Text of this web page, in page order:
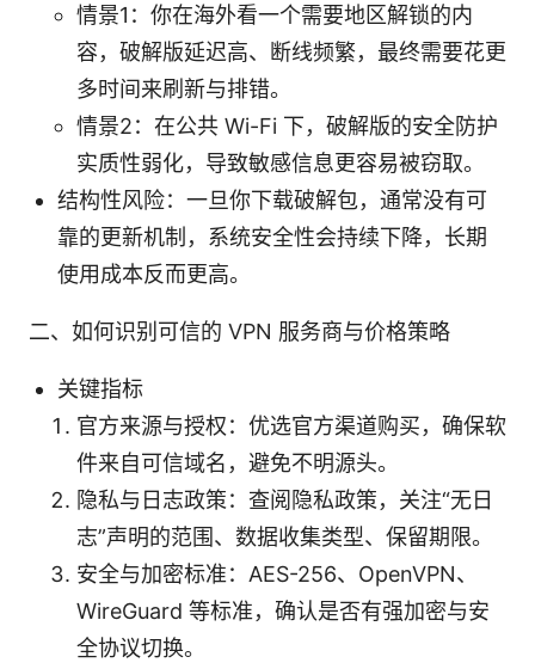
情景1：你在海外看一个需要地区解锁的内
容，破解版延迟高、断线频繁，最终需要花更
多时间来刷新与排错。
情景2：在公共 Wi-Fi 下，破解版的安全防护
实质性弱化，导致敏感信息更容易被窃取。
结构性风险：一旦你下载破解包，通常没有可
靠的更新机制，系统安全性会持续下降，长期
使用成本反而更高。
二、如何识别可信的 VPN 服务商与价格策略
关键指标
官方来源与授权：优选官方渠道购买，确保软
件来自可信域名，避免不明源头。
隐私与日志政策：查阅隐私政策，关注“无日
志”声明的范围、数据收集类型、保留期限。
安全与加密标准：AES-256、OpenVPN、
WireGuard 等标准，确认是否有强加密与安
全协议切换。